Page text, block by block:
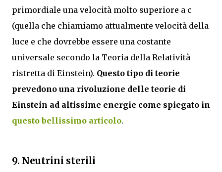
primordiale una velocità molto superiore a c
(quella che chiamiamo attualmente velocità della
luce e che dovrebbe essere una costante
universale secondo la Teoria della Relatività
ristretta di Einstein). Questo tipo di teorie
prevedono una rivoluzione delle teorie di
Einstein ad altissime energie come spiegato in
questo bellissimo articolo.
9. Neutrini sterili